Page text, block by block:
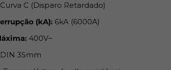
Curva C (Disparo Retardado)
(kA): 6kA (6000A)
400V~
35mm